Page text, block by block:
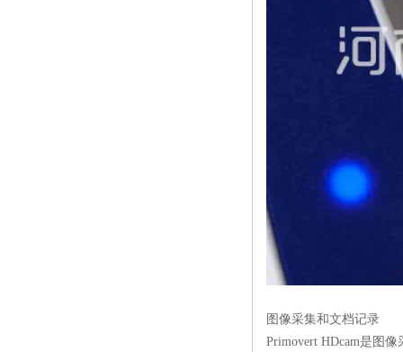
图像采集和文档记录
Primovert HDcam是图像